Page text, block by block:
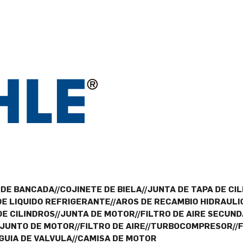
BANCADA//COJINETE DE BIELA//JUNTA DE TAPA DE
LIQUIDO REFRIGERANTE//AROS DE RECAMBIO
CILINDROS//JUNTA DE MOTOR//FILTRO DE AIRE
DE MOTOR//FILTRO DE AIRE//TURBOCOMPRESOR//
DE VALVULA//CAMISA DE MOTOR